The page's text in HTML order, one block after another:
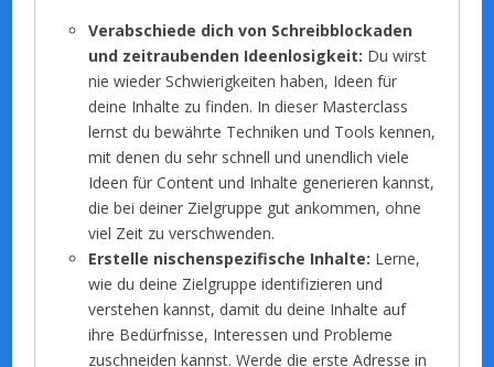
Verabschiede dich von Schreibblockaden
und zeitraubenden Ideenlosigkeit: Du wirst
nie wieder Schwierigkeiten haben, Ideen für
deine Inhalte zu finden. In dieser Masterclass
lernst du bewährte Techniken und Tools kennen,
mit denen du sehr schnell und unendlich viele
Ideen für Content und Inhalte generieren kannst,
die bei deiner Zielgruppe gut ankommen, ohne
viel Zeit zu verschwenden.
Erstelle nischenspezifische Inhalte: Lerne,
wie du deine Zielgruppe identifizieren und
verstehen kannst, damit du deine Inhalte auf
ihre Bedürfnisse, Interessen und Probleme
zuschneiden kannst. Werde die erste Adresse in